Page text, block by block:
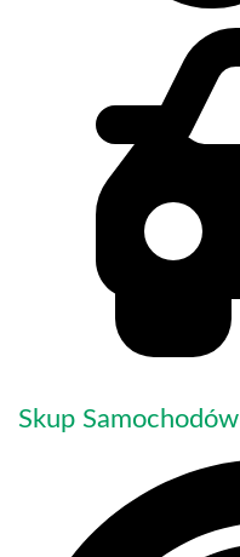
Skup Samochodów